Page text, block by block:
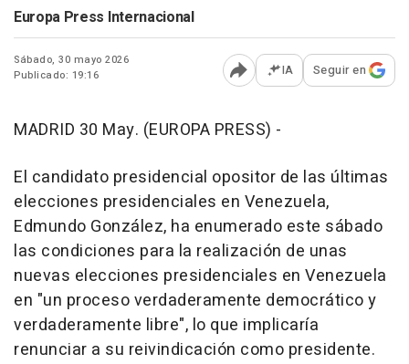
Europa Press Internacional
Sábado, 30 mayo 2026
Publicado: 19:16
Abrir opciones para
IA Seguir en
MADRID 30 May. (EUROPA PRESS) -
El candidato presidencial opositor de las últimas
elecciones presidenciales en Venezuela,
Edmundo González, ha enumerado este sábado
las condiciones para la realización de unas
nuevas elecciones presidenciales en Venezuela
en "un proceso verdaderamente democrático y
verdaderamente libre", lo que implicaría
renunciar a su reivindicación como presidente.